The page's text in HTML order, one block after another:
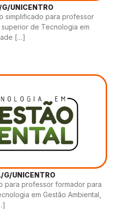
UNICENTRO
simplificado para professor
de Tecnologia em
[…]
G/UNICENTRO
para professor formador para
em Gestão Ambiental,